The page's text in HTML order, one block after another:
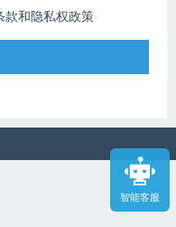
智能客服
款和隐私权政策